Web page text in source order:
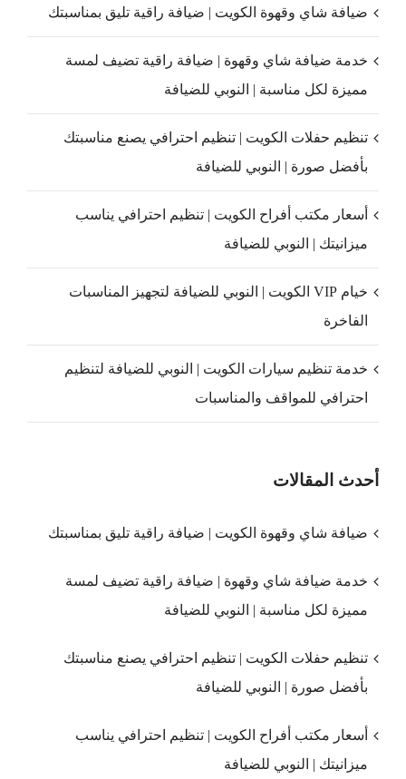
ضيافة شاي وقهوة الكويت | ضيافة راقية تليق بمناسبتك
خدمة ضيافة شاي وقهوة | ضيافة راقية تضيف لمسة
مميزة لكل مناسبة | النوبي للضيافة
تنظيم حفلات الكويت | تنظيم احترافي يصنع مناسبتك
بأفضل صورة | النوبي للضيافة
أسعار مكتب أفراح الكويت | تنظيم احترافي يناسب
ميزانيتك | النوبي للضيافة
خيام VIP الكويت | النوبي للضيافة لتجهيز المناسبات
الفاخرة
خدمة تنظيم سيارات الكويت | النوبي للضيافة لتنظيم
احترافي للمواقف والمناسبات
أحدث المقالات
ضيافة شاي وقهوة الكويت | ضيافة راقية تليق بمناسبتك
خدمة ضيافة شاي وقهوة | ضيافة راقية تضيف لمسة
مميزة لكل مناسبة | النوبي للضيافة
تنظيم حفلات الكويت | تنظيم احترافي يصنع مناسبتك
بأفضل صورة | النوبي للضيافة
أسعار مكتب أفراح الكويت | تنظيم احترافي يناسب
ميزانيتك | النوبي للضيافة